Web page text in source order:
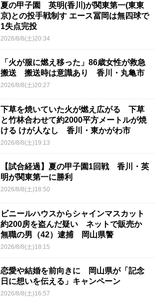
夏の甲子園 英明(香川)が関東第一(東東
京)との投手戦制す エース冨岡は無四球で
1失点完投
2026/8/8(土)20:34
「火が服に燃え移った」86歳女性が救急
搬送 搬送時は意識あり 香川・丸亀市
2026/8/8(土)20:27
下草を焼いていた火が燃え広がる 下草
と竹林合わせて約2000平方メートルが焼
ける けが人なし 香川・東かがわ市
2026/8/8(土)19:13
【試合経過】夏の甲子園1回戦 香川・英
明が関東第一に勝利
2026/8/8(土)18:50
ビニールハウスからシャインマスカット
約200房を盗んだ疑い ネットで販売か
無職の男（42）逮捕 岡山県警
2026/8/8(土)18:15
恋愛や結婚を前向きに 岡山県が「記念
日に想いを伝える」キャンペーン
2026/8/8(土)16:57